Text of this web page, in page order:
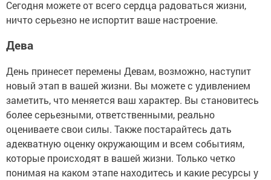
Сегодня можете от всего сердца радоваться жизни,
ничто серьезно не испортит ваше настроение.
Дева
День принесет перемены Девам, возможно, наступит
новый этап в вашей жизни. Вы можете с удивлением
заметить, что меняется ваш характер. Вы становитесь
более серьезными, ответственными, реально
оцениваете свои силы. Также постарайтесь дать
адекватную оценку окружающим и всем событиям,
которые происходят в вашей жизни. Только четко
понимая на каком этапе находитесь и какие ресурсы у